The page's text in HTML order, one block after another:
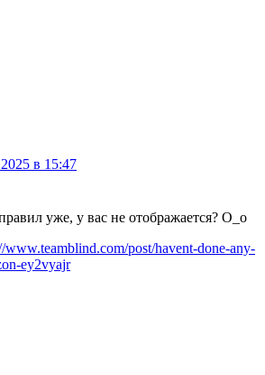
в 15:47
уже, у вас не отображается? О_о
www.teamblind.com/post/havent-done-any-
ey2vyajr